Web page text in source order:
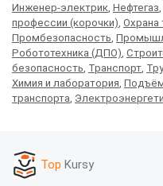
Инженер-электрик Нефтегаз
профессии (корочки) Охрана
Промбезопасность
Робототехника (ДПО)
безопасность Транспорт
Химия и лаборатория
транспорта
Top Kursy